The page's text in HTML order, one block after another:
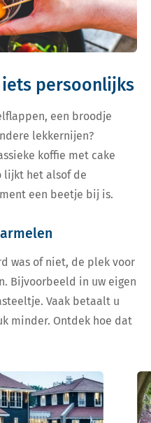
iets persoonlijks
een broodje
lekkernijen?
koffie met cake
lijkt het alsof de
een beetje bij is.
was of niet, de plek voor
Bijvoorbeeld in uw eigen
Vaak betaalt u
minder. Ontdek hoe dat